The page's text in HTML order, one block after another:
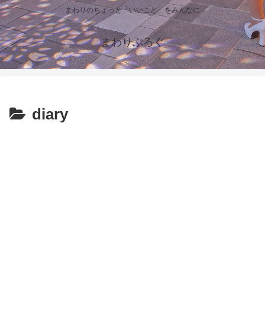
まわりのちょっと「いいこと」をみんなに
まわりぶろぐ
diary